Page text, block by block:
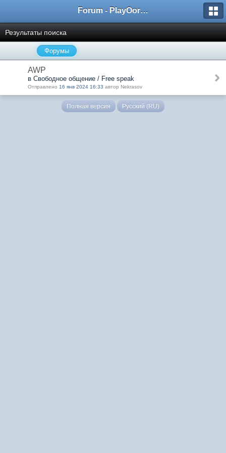
Forum - PlayOorbis.net
Результаты поиска
Форумы
AWP
в Свободное общение / Free speak
Отправлено 16 янв 2024 16:33 автор Nekrasov
Полная версия Русский (RU)